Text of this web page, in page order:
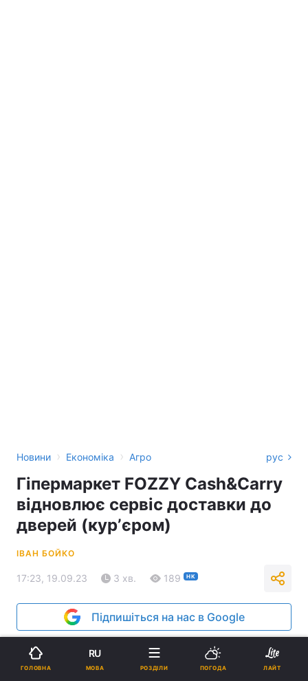
Новини › Економіка › Агро рус
Гіпермаркет FOZZY Cash&Carry
відновлює сервіс доставки до
дверей (курʼєром)
ІВАН БОЙКО
17:23, 19.09.23 3 хв. 189 НК
Підпишіться на нас в Google
ГОЛОВНА
RU
МОВА РОЗДІЛИ ПОГОДА ЛАЙТ